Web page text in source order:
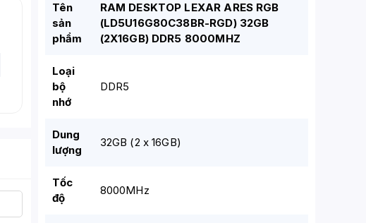
Tên
sản
phẩm
RAM DESKTOP LEXAR ARES RGB
(LD5U16G80C38BR-RGD) 32GB
(2X16GB) DDR5 8000MHZ
Loại
bộ
nhớ
DDR5
Dung
lượng
32GB (2 x 16GB)
Tốc
độ
8000MHz